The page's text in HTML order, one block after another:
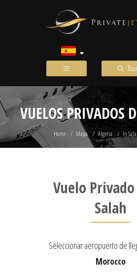
VUELOS PRIVADOS
Home Mapa Algeria In
Vuelo
Salah
Seleccionar aeropuerto de
Morocco